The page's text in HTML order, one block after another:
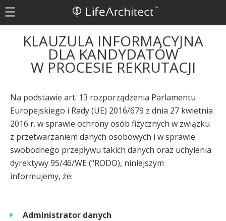
KLAUZULA INFORMACYJNA
DLA KANDYDATÓW
W PROCESIE REKRUTACJI
Na podstawie art. 13 rozporządzenia Parlamentu
Europejskiego i Rady (UE) 2016/679 z dnia 27 kwietnia
2016 r. w sprawie ochrony osób fizycznych w związku
z przetwarzaniem danych osobowych i w sprawie
swobodnego przepływu takich danych oraz uchylenia
dyrektywy 95/46/WE (“RODO), niniejszym
informujemy, że:
Administrator danych